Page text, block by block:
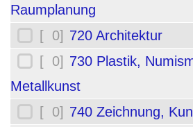
Raumplanung
[ 0] 720 Architektur
[ 0] 730 Plastik,
Metallkunst
[ 0] 740 Zeichnung,